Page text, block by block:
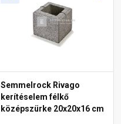
Semmelrock Rivago
kerítéselem félkő
középszürke 20x20x16 cm